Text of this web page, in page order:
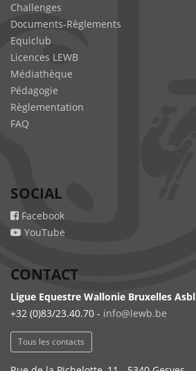
Challenges
Documents-Règlements
Equiclub
Licences LEWB
Médiathèque
Pédagogie
Règlementation
FAQ
SOCIAL
Facebook
YouTube
CONTACT
Ligue Equestre Wallonie Bruxelles Asbl
+32 (0)83/23.40.70 - info@lewb.be
Tous les contacts